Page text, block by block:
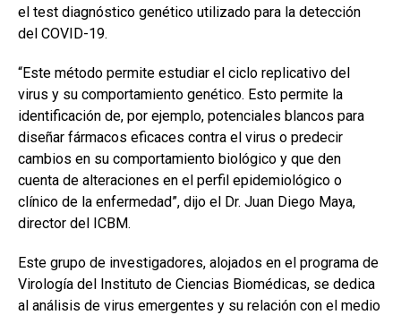
el test diagnóstico genético utilizado para la detección
del COVID-19.
“Este método permite estudiar el ciclo replicativo del
virus y su comportamiento genético. Esto permite la
identificación de, por ejemplo, potenciales blancos para
diseñar fármacos eficaces contra el virus o predecir
cambios en su comportamiento biológico y que den
cuenta de alteraciones en el perfil epidemiológico o
clínico de la enfermedad”, dijo el Dr. Juan Diego Maya,
director del ICBM.
Este grupo de investigadores, alojados en el programa de
Virología del Instituto de Ciencias Biomédicas, se dedica
al análisis de virus emergentes y su relación con el medio